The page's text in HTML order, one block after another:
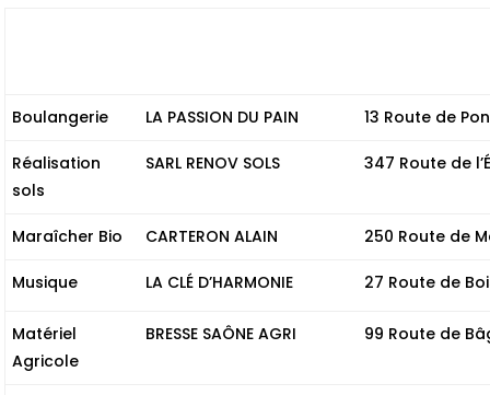
Boulangerie LA PASSION DU PAIN 13 Route de
Réalisation
sols
SARL RENOV SOLS 347 Route de
Maraîcher Bio CARTERON ALAIN 250 Route de
Musique LA CLÉ D’HARMONIE 27 Route de
Matériel
Agricole
BRESSE SAÔNE AGRI 99 Route de